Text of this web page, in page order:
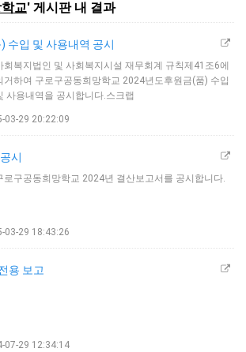
교' 게시판 내 결과
수입 및 사용내역 공시
회복지법인 및 사회복지시설 재무회계 규칙제41조6에
거하여 구로구공동희망학교 2024년도후원금(품) 수입
사용내역을 공시합니다.스크랩
03-29 20:22:09
시
로구공동희망학교 2024년 결산보고서를 공시합니다.
03-29 18:43:26
용 보고
07-29 12:34:14